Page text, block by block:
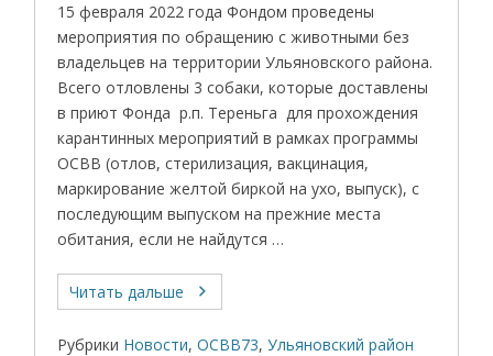
15 февраля 2022 года Фондом проведены
мероприятия по обращению с животными без
владельцев на территории Ульяновского района.
Всего отловлены 3 собаки, которые доставлены
в приют Фонда р.п. Тереньга для прохождения
карантинных мероприятий в рамках программы
ОСВВ (отлов, стерилизация, вакцинация,
маркирование желтой биркой на ухо, выпуск), с
последующим выпуском на прежние места
обитания, если не найдутся …
Читать дальше
Рубрики Новости,ОСВВ73,Ульяновский район